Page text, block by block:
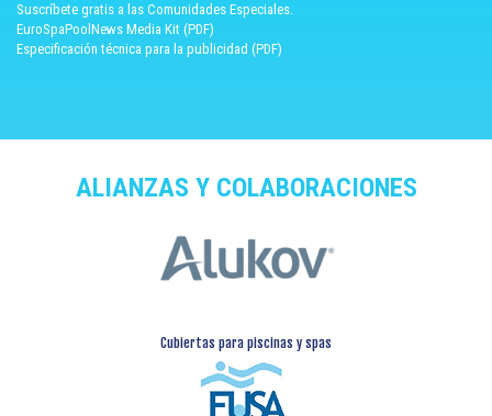
Suscríbete gratis a las Comunidades Especiales.
EuroSpaPoolNews Media Kit (PDF)
Especificación técnica para la publicidad (PDF)
ALIANZAS Y COLABORACIONES
Cubiertas para piscinas y spas